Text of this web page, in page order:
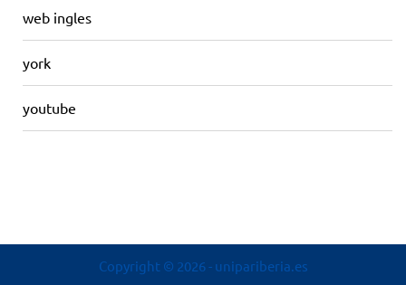
web ingles
york
youtube
Copyright © 2026- unipariberia.es